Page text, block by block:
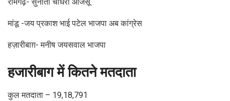
मांडू -जय प्रकाश भाई पटेल भाजपा अब कांग्रेस
हज़ारीबाग़- मनीष जयसवाल भाजपा
हजारीबाग में कितने मतदाता
कुल मतदाता – 19,18,791